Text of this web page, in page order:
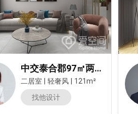
中交泰合郡97㎡两居室轻奢风装修案例
二居室 轻奢风
121m²
找他设计